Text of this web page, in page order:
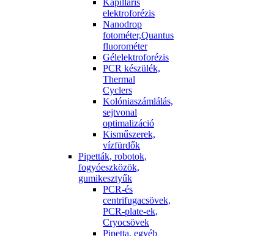
elektroforézis
Nanodrop
fotométer,Quantus
fluorométer
Gélelektroforézis
PCR készülék,
Thermal
Cyclers
Kolóniaszámlálás,
sejtvonal
optimalizáció
Kisműszerek,
vízfürdők
Pipetták, robotok,
fogyóeszközök,
gumikesztyűk
PCR-és
centrifugacsövek,
PCR-plate-ek,
Cryocsövek
Pipetta, egyéb